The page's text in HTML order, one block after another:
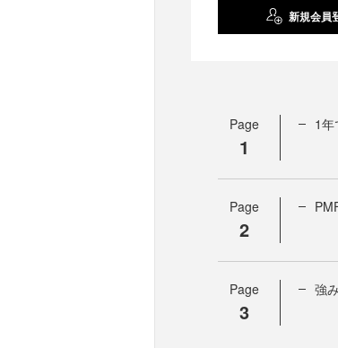
新規会員
Page
1
1
Page
2
Page
3
強